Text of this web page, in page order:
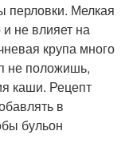
перловки. Мелкая
не влияет на
крупа много
не положишь,
каши. Рецепт
в
бульон